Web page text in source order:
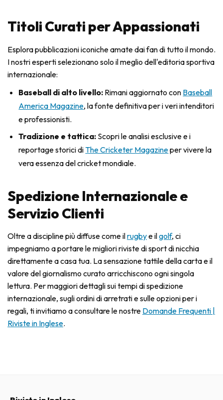
Titoli Curati per Appassionati
Esplora pubblicazioni iconiche amate dai fan di tutto il mondo.
I nostri esperti selezionano solo il meglio dell'editoria sportiva
internazionale:
Baseball di alto livello: Rimani aggiornato con Baseball
America Magazine, la fonte definitiva per i veri intenditori
e professionisti.
Tradizione e tattica: Scopri le analisi esclusive e i
reportage storici diThe Cricketer Magazineper vivere la
vera essenza del cricket mondiale.
Spedizione Internazionale e
Servizio Clienti
Oltre a discipline più diffuse come ilrugbye ilgolf, ci
impegniamo a portare le migliori riviste di sport di nicchia
direttamente a casa tua. La sensazione tattile della carta e il
valore del giornalismo curato arricchiscono ogni singola
lettura. Per maggiori dettagli sui tempi di spedizione
internazionale, sugli ordini di arretrati e sulle opzioni per i
regali, ti invitiamo a consultare le nostre Domande Frequenti |
Riviste in Inglese.